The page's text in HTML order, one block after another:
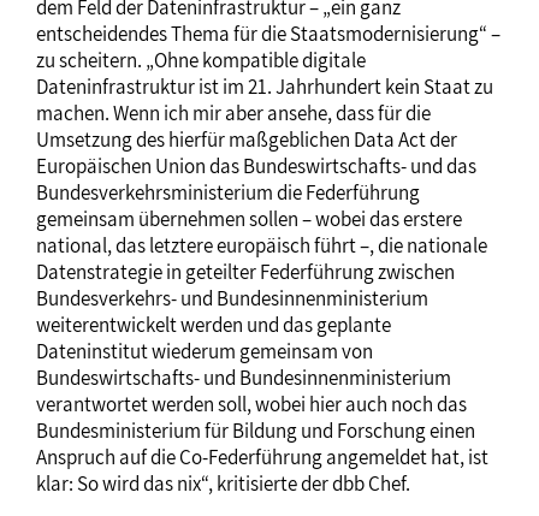
dem Feld der Dateninfrastruktur – „ein ganz
entscheidendes Thema für die Staatsmodernisierung“ –
zu scheitern. „Ohne kompatible digitale
Dateninfrastruktur ist im 21. Jahrhundert kein Staat zu
machen. Wenn ich mir aber ansehe, dass für die
Umsetzung des hierfür maßgeblichen Data Act der
Europäischen Union das Bundeswirtschafts- und das
Bundesverkehrsministerium die Federführung
gemeinsam übernehmen sollen – wobei das erstere
national, das letztere europäisch führt –, die nationale
Datenstrategie in geteilter Federführung zwischen
Bundesverkehrs- und Bundesinnenministerium
weiterentwickelt werden und das geplante
Dateninstitut wiederum gemeinsam von
Bundeswirtschafts- und Bundesinnenministerium
verantwortet werden soll, wobei hier auch noch das
Bundesministerium für Bildung und Forschung einen
Anspruch auf die Co-Federführung angemeldet hat, ist
klar: So wird das nix“, kritisierte der dbb Chef.